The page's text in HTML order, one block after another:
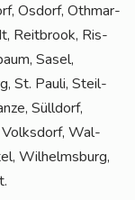
Osdorf, Oth­mar­
Reit­brook, Ris­
Sasel,
St. Pau­li, Steil­
Süll­dorf,
Volks­dorf, Wal­
Wil­helms­burg,